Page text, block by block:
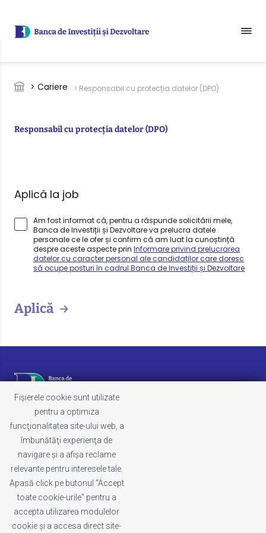
Breadcrumb
> Cariere > Responsabil cu protecția datelor (DPO)
Responsabil cu protecția datelor (DPO)
Aplică la job
Am fost informat că, pentru a răspunde solicitării mele,
Banca de Investiții și Dezvoltare va prelucra datele
personale ce le ofer și confirm că am luat la cunoștință
despre aceste aspecte prin Informare privind prelucrarea
datelor cu caracter personal ale candidaților care doresc
să ocupe posturi în cadrul Banca de Investiții și Dezvoltare
Aplică
LEGAL
Termeni și condiții
Politica de cookies
Politica de confidențialitate
Whistleblowing
Reclamații
Fișierele cookie sunt utilizate
pentru a optimiza
funcţionalitatea site-ului web, a
îmbunătăţi experienţa de
navigare şi a afişa reclame
relevante pentru interesele tale.
Apasă click pe butonul "Accept
toate cookie-urile" pentru a
accepta utilizarea modulelor
cookie şi a accesa direct site-